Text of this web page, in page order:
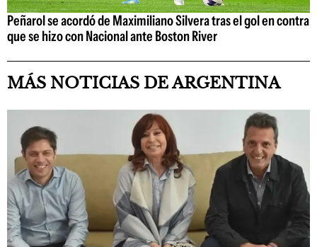
Peñarol se acordó de Maximiliano Silvera tras el gol en contra
que se hizo con Nacional ante Boston River
MÁS NOTICIAS DE ARGENTINA